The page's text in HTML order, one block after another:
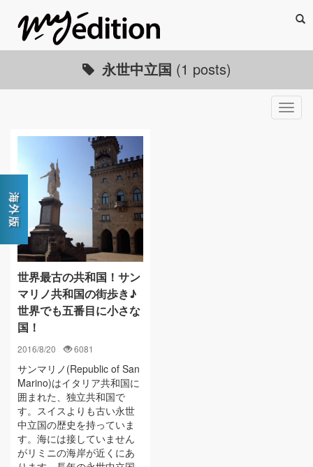
永世中立国 (1 posts)
世界最古の共和国！サン
マリノ共和国の街歩き♪
世界でも五番目に小さな
国！
2016/8/20 6081
サンマリノ(Republic of San
Marino)はイタリア共和国に
囲まれた、独立共和国で
す。スイスよりも古い永世
中立国の歴史を持っていま
す。海には接していません
がリミニの海岸が近くにあ